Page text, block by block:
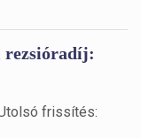
rezsióradíj:
frissítés: